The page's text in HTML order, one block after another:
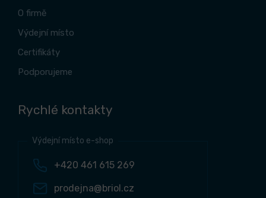
O firmě
Výdejní místo
Certifikáty
Podporujeme
Rychlé kontakty
Výdejní místo e-shop
+420 461 615 269
prodejna@briol.cz